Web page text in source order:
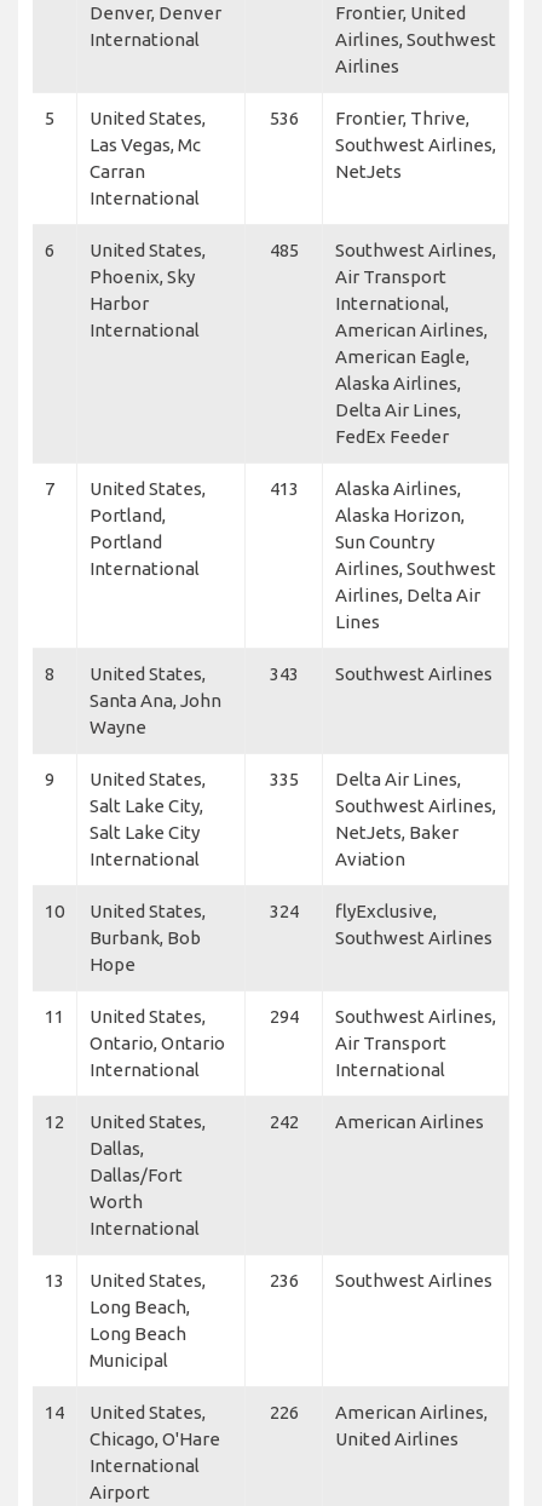
Denver, Denver
International
Frontier, United
Airlines, Southwest
Airlines
5
United States,
Las Vegas, Mc
Carran
International
536
Frontier, Thrive,
Southwest Airlines,
NetJets
6
United States,
Phoenix, Sky
Harbor
International
485
Southwest Airlines,
Air Transport
International,
American Airlines,
American Eagle,
Alaska Airlines,
Delta Air Lines,
FedEx Feeder
7
United States,
Portland,
Portland
International
413
Alaska Airlines,
Alaska Horizon,
Sun Country
Airlines, Southwest
Airlines, Delta Air
Lines
8
United States,
Santa Ana, John
Wayne
343 Southwest Airlines
9
United States,
Salt Lake City,
Salt Lake City
International
335
Delta Air Lines,
Southwest Airlines,
NetJets, Baker
Aviation
10
United States,
Burbank, Bob
Hope
324
flyExclusive,
Southwest Airlines
11
United States,
Ontario, Ontario
International
294
Southwest Airlines,
Air Transport
International
12
United States,
Dallas,
Dallas/Fort
Worth
International
242 American Airlines
13
United States,
Long Beach,
Long Beach
Municipal
236 Southwest Airlines
14
United States,
Chicago, O'Hare
International
Airport
226
American Airlines,
United Airlines